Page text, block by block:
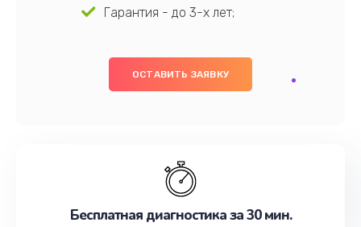
Гарантия - до 3-х лет;
ОСТАВИТЬ ЗАЯВКУ
Бесплатная диагностика за 30 мин.